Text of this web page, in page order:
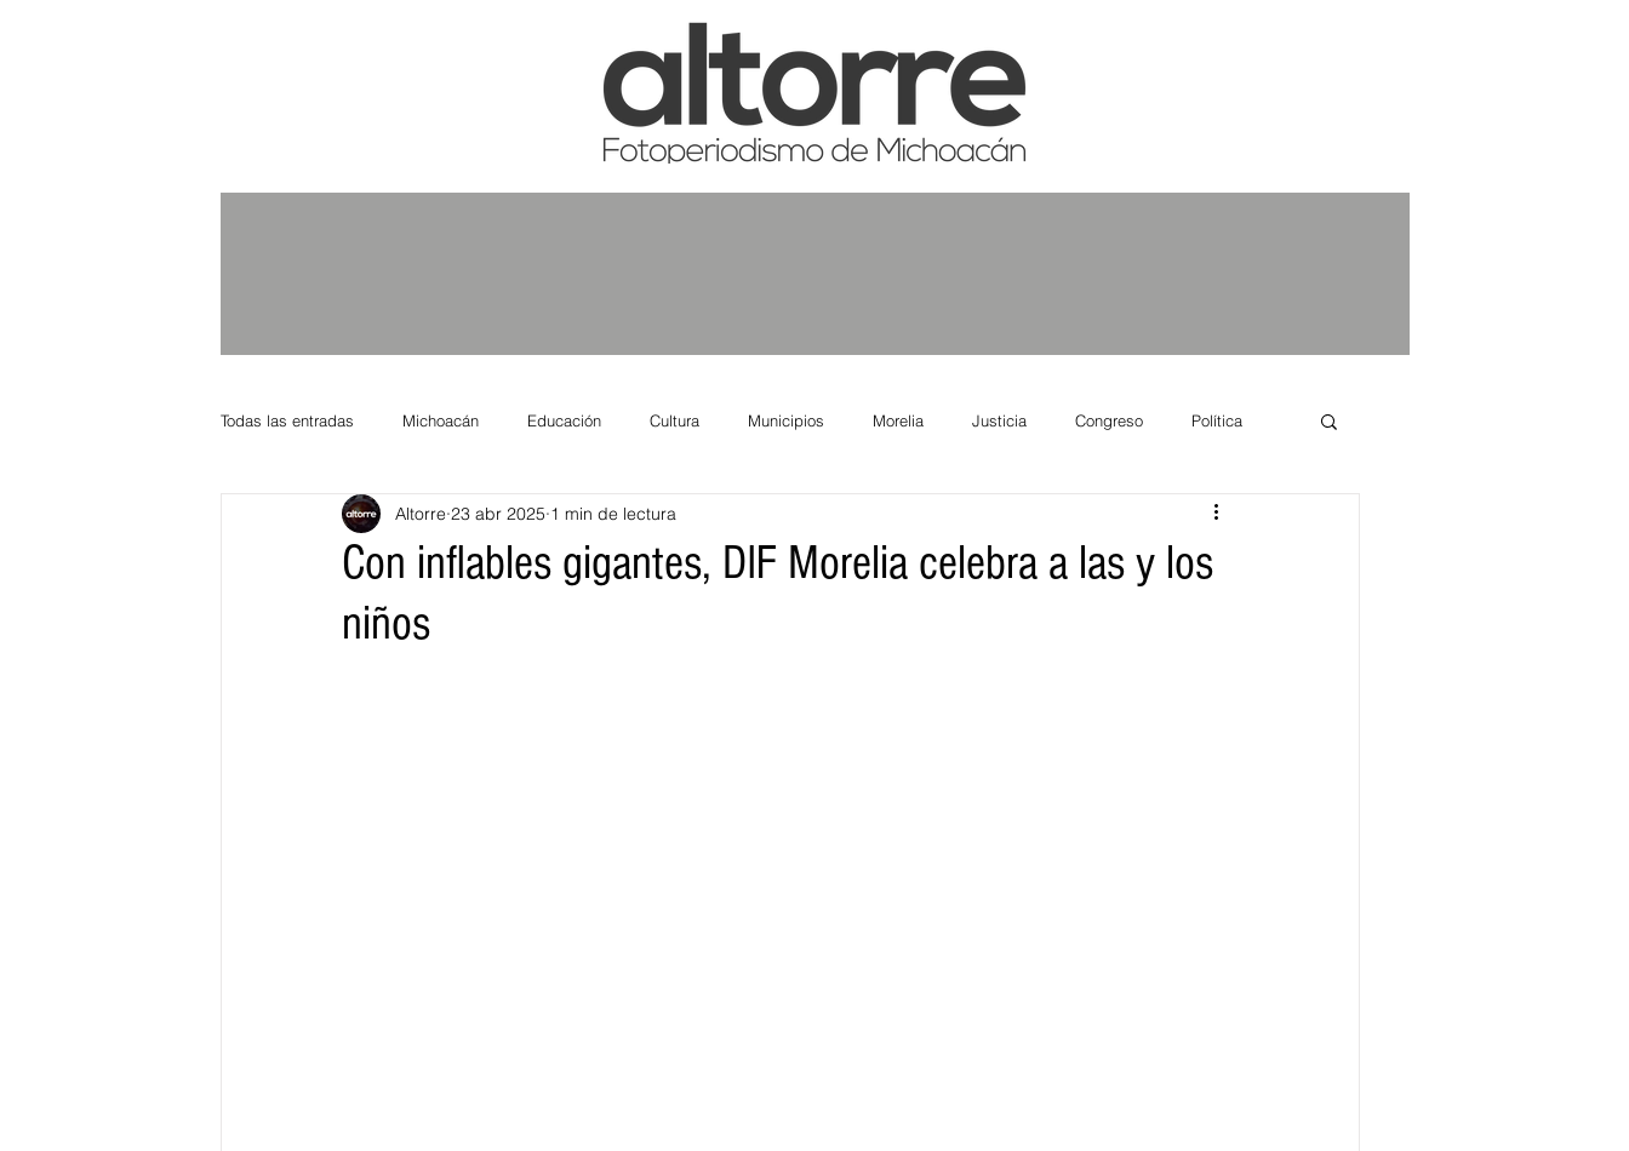
Todas las entradas Michoacán Educación Cultura Municipios Morelia Justicia Congreso Política
Nacional Internacional Columnistas Salud
Gobernador Segob
Con inflables gigantes, DIF Morelia celebra a las y los
niños
Altorre 23 abr 2025 1 min de lectura